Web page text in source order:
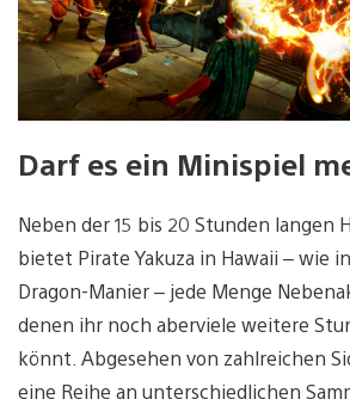
Darf es ein Minispiel
Neben der 15 bis 20 Stunden langen
bietet Pirate Yakuza in Hawaii – wie
Dragon-Manier – jede Menge
denen ihr noch aberviele weitere
könnt. Abgesehen von zahlreichen
eine Reihe an unterschiedlichen